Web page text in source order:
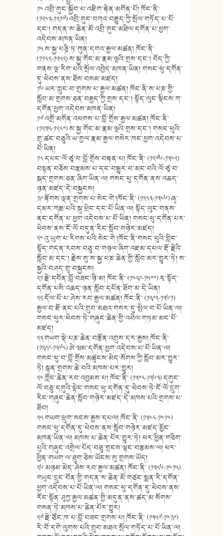
༡༤ འབྲི་གུང་སྐྱོབ་པ་འཇིག་རྟེན་མགོན་པོ། ཁོང་ནི་
(༡༢༤༣-༡༢༡༧) འབྲི་གུང་བཀའ་བརྒྱུད་ཀྱི་སྲོལ་གཏོད་པ་པོ་
དང་། གདན་ས་ཆེན་མོ་འབྲི་གུང་མཐིལ་དགོན་པ་ཕྱག་
འདེབས་མཁན་ཡིན།
༡༥ ས་སྐྱ་པཎྜི་ཏ་ཀུན་དགའ་རྒྱལ་མཚན། ཁོང་ནི་
(༡༡༨༢-༡༢༥༢) ས་སྐྱ་གོང་མ་རྣམ་ལྔའི་གྲས་དང་། བོད་ཀྱི་
གནས་ལྔ་རིག་པའི་སྲོལ་འབྱེད་མཁན་ཡིན། གསང་ཕུ་དགོན་
དུ་ཕེབས་ནས་ཐོས་བསམ་མཛད།
༡༦ ཡར་ཀླུང་བ་གྲགས་པ་རྒྱལ་མཚན། ཁོང་ནི་ས་པཎ་གྱི་
སློབ་མ་གྲགས་ཅན་བརྒྱད་ཀྱི་གྲས་དང་། སྟོད་ལུང་སྡིངས་ཀ་
དགོན་ཕྱག་འདེབས་མཁན་ཡིན།
༡༧ འགྲོ་མགོན་འཕགས་པ་བློ་གྲོས་རྒྱལ་མཚན། ཁོང་ནི་
(༡༢༣༥-༡༢༨༠) ས་སྐྱ་གོང་མ་རྣམ་ལྔའི་གྲས་དང་། གསང་ཕུའི་
གྲྭ་ཚང་བཅུའི་ཡ་གྱལ་རྣམ་རྒྱལ་གསེར་ཁང་ཕྱག་འདེབས་པ་
པོ་ཡིན།
༡༨ དཔང་ལོ་ཙཱ་བ་བློ་གྲོས་བརྟན་པ། ཁོང་ནི་ (༡༢༧༦-༡༣༤༢)
བསྟན་བཅོས་བརྩམས་པ་དང་བསྒྱུར་བ་མང་བའི་ལོ་ཙཱ་བ་
སྐད་གྲགས་ཅན་ཞིག་ཡིན་ལ། གསང་ཕུ་དགོན་ནས་འཆད་
ཉན་མཛད་དེ་བསྐྱངས།
༡༩ རྟོགས་ལྡན་གྲགས་པ་སེང་གེ །ཁོང་ནི་ (༡༢༨༣-༡༣༤༦) ཞྭ་
དམར་ཀརྨ་པའི་སྐུ་ཕྲེང་དང་པོ་ཡིན་ལ། སྟོད་ལུང་གནས་
ནང་དགོན་པ་ཕྱག་འདེབས་པ་པོ་ཡིན། གསང་ཕུ་དགོན་པར་
ཕེབས་ནས་ངོ་ལོ་བདུན་རིང་སློབ་གཉེར་མཛད།
༢༠ འུ་ཡུག་པ་རིགས་པའི་སེང་གེ །ཁོང་ནི་གསང་ཕུའི་གླིང་
སྟོད་གདན་རབས་བཅུ་བ་གཉལ་ཞིག་འཇམ་དཔལ་རྡོ་རྗེའི་
སློབ་མ་དང་། རྗེས་སུ་ས་སྐྱ་པཎ་ཆེན་གྱི་སློབ་མར་གྱུར་ཏེ། ས་
སྐྱའི་བཤད་གྲྭ་བསྐྱངས།
༢༡ རྗེ་དབོན་བློ་བཟང་ཉི་མ། ཁོང་ནི་ (༡༤༢༩-༡༥༠༠) རྭ་སྟོད་
དགོན་པསི་འཆད་ཉན་སློབ་དཔོན་ཐོག་མ་དེ་ཡིན།
༢༢ དོལ་པོ་པ་ཤེས་རབ་རྒྱལ་མཚན། ཁོང་ནི་ (༡༢༩༢-༡༣༦༡)
རྒྱལ་བ་ཇོ་ནང་པའི་གྲུབ་མཐའ་གསར་དུ་སྤེལ་བ་པོ་ཡིན་ལ།
གསང་ཕུར་ཕེབས་ཏེ་གཞུང་ཆེན་གྱི་འབེལ་གཏམ་མང་པོ་
མཛད།
༢༣ གཡག་སྡེ་པཎ་ཆེན་བརྩོན་འགྲུས་དར་རྒྱས། ཁོང་ནི་
(༡༢༩༩-༡༣༧༨) ཨེ་ཝམ་དགོན་ཕྱག་འདེབས་པ་པོ་ཡིན་ལ།
གསང་ཕུ་བ་བློ་གྲོས་མཚུངས་མེད་སོགས་ཀྱི་སློབ་མར་གྱུར་
ཏེ། སྙན་གྲགས་ཆེ་བའི་མཁས་པར་གྱུར།
༢༤ ཀློང་ཆེན་རབ་འབྱམས་པ། ཁོང་ནི་ (༡༣༠༨-༡༣༦༣) དགུང་
ལོ་བཅུ་དགུའི་སྟེང་གསང་ཕུ་དགོན་དུ་ཕེབས་ཏེ་ངོ་ལོ་དྲུག་
རིང་གཞུང་ཆེན་སློབ་གཉེར་མཛད་དེ་མཁས་པའི་གྲགས་པ་
ཐོབ།
༢༥ གཡག་ཕྲུག་སངས་རྒྱས་དཔལ། ཁོང་ནི་ (༡༣༤༨-༡༤༡༤)
གསང་ཕུ་དགོན་དུ་ཕེབས་ནས་སློབ་གཉེར་མཛད་མྱོང་
མཁན་ཡིན་ལ། མཁས་པ་ཆེན་པོར་གྱུར་ཏེ། ཕར་ཕྱིན་གཅིག་
པུའི་གཞུང་འགྲེལ་པོད་བཅུ་གྲངས་ལྷང་བརྩམས་ལ། ཕར་
ཕྱིན་གཡག་ལ་ཐུག་ཅེས་ཡོངས་སུ་གྲགས་ཡོད།
༢༦ མཉམ་མེད་ཤེས་རབ་རྒྱལ་མཚན། ཁོང་ནི་ (༡༣༥༦-༡༤༡༥)
གཡུང་དྲུང་བོན་གྱི་གདན་ས་ཆེན་མོ་གཙང་སྨན་རི་དགོན་
ཕྱག་འདེབས་པ་པོ་ཡིན་ལ། གསང་ཕུ་དགོན་དུ་ཕེབས་ནས་
རོང་སྟོན་ཤཱཀྱ་རྒྱལ་མཚན་གྱི་མདུན་ནས་ཚད་མ་སོགས་
གསན་ཏེ་མཁས་པ་ཆེན་པོར་གྱུར།
༢༧ རྗེ་ཙོང་ཁ་པ་བློ་བཟང་གྲགས་པ། ཁོང་ནི་ (༡༣༥༧-༡༤༡༩)
རི་བོ་དགེ་ལུགས་པའི་གྲུབ་མཐའ་སྲོལ་གཏོད་པ་པོ་ཡིན་ལ།